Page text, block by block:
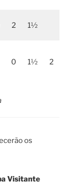
2 1½
0 1½ 2
os
Visitante